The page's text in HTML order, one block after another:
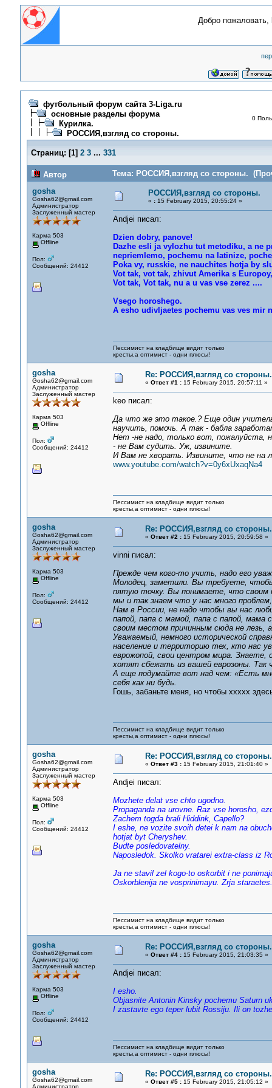
Добро пожаловать,
футбольный форум сайта 3-Liga.ru
основные разделы форума
Курилка.
РОССИЯ,взгляд со стороны.
0
Страниц: [1] 2 3 ... 331
Автор
Тема: РОССИЯ,взгляд со стороны.
gosha
Gosha62@gmail.com
Администратор
Заслуженный мастер
Карма 503
Offline
Пол:
Сообщений: 24412
РОССИЯ,взгляд со стороны.
« :15 February 2015, 20:55:24 »
Andjei писал:
Dzien dobry, panove!
Dazhe esli ja vylozhu tut metodiku, a ne
nepriemlemo, pochemu na latinize,
Poka vy, russkie, ne nauchites hotja by
Vot tak, vot tak, zhivut Amerika s Europoy,
Vot tak, Vot tak, nu a u vas vse zerez ....
Vsego horoshego.
A esho udivljaetes pochemu vas ves mir
Пессимист на кладбище видит только
кресты,а оптимист - одни плюсы!
gosha
Gosha62@gmail.com
Администратор
Заслуженный мастер
Карма 503
Offline
Пол:
Сообщений: 24412
Re: РОССИЯ,взгляд со стороны.
« Ответ #1 :15 February 2015, 20:57:11 »
keo писал:
Да что же это такое.? Еще один
научить, помочь. А так - бабла
Нет -не надо, только вот, пожалуйста,
- не Вам судить. Уж, извините.
И Вам не хворать. Извините, что не на
www.youtube.com/watch?v=0y6xUxaqNa4
Пессимист на кладбище видит только
кресты,а оптимист - одни плюсы!
gosha
Gosha62@gmail.com
Администратор
Заслуженный мастер
Карма 503
Offline
Пол:
Сообщений: 24412
Re: РОССИЯ,взгляд со стороны.
« Ответ #2 :15 February 2015, 20:59:58 »
vinni писал:
Прежде чем кого-то учить, надо его
Молодец, заметили. Вы требуете,
пятую точку. Вы понимаете, что своим
мы и так знаем что у нас много
Нам в России, не надо чтобы вы нас
папой, папа с мамой, папа с папой, мама
своим местом причинным сюда не лезь,
Уважаемый, немного исторической
население и территорию тех, кто нас
еврожопой, свои центром мира.
хотят сбежать из вашей еврозоны.
А еще подумайте вот над чем: «Есть
себя как ни будь.
Гошь, забаньте меня, но чтобы ххххх
Пессимист на кладбище видит только
кресты,а оптимист - одни плюсы!
gosha
Gosha62@gmail.com
Администратор
Заслуженный мастер
Карма 503
Offline
Пол:
Сообщений: 24412
Re: РОССИЯ,взгляд со стороны.
« Ответ #3 :15 February 2015, 21:01:40 »
Andjei писал:
Mozhete delat vse chto ugodno.
Propaganda na urovne. Raz vse horosho,
Zachem togda brali Hiddink, Capello?
I eshe, ne vozite svoih detei k nam na
hotjat byt Cheryshev.
Budte posledovatelny.
Naposledok. Skolko vratarei extra-class iz
Ja ne stavil zel kogo-to oskorbit i ne
Oskorblenija ne vosprinimayu. Zrja staraetes.
Пессимист на кладбище видит только
кресты,а оптимист - одни плюсы!
gosha
Gosha62@gmail.com
Администратор
Заслуженный мастер
Карма 503
Offline
Пол:
Сообщений: 24412
Re: РОССИЯ,взгляд со стороны.
« Ответ #4 :15 February 2015, 21:03:35 »
Andjei писал:
I esho.
Objasnite Antonin Kinsky pochemu Saturn
I zastavte ego teper lubit Rossiju. Ili on
Пессимист на кладбище видит только
кресты,а оптимист - одни плюсы!
gosha
Gosha62@gmail.com
Администратор
Re: РОССИЯ,взгляд со стороны.
« Ответ #5 :15 February 2015, 21:05:12 »